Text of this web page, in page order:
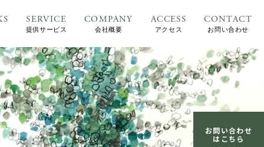
SERVICE
提供サービス
COMPANY
会社概要
ACCESS
アクセス
CONTACT
お問い合わせ
お問い合わせ
はこちら